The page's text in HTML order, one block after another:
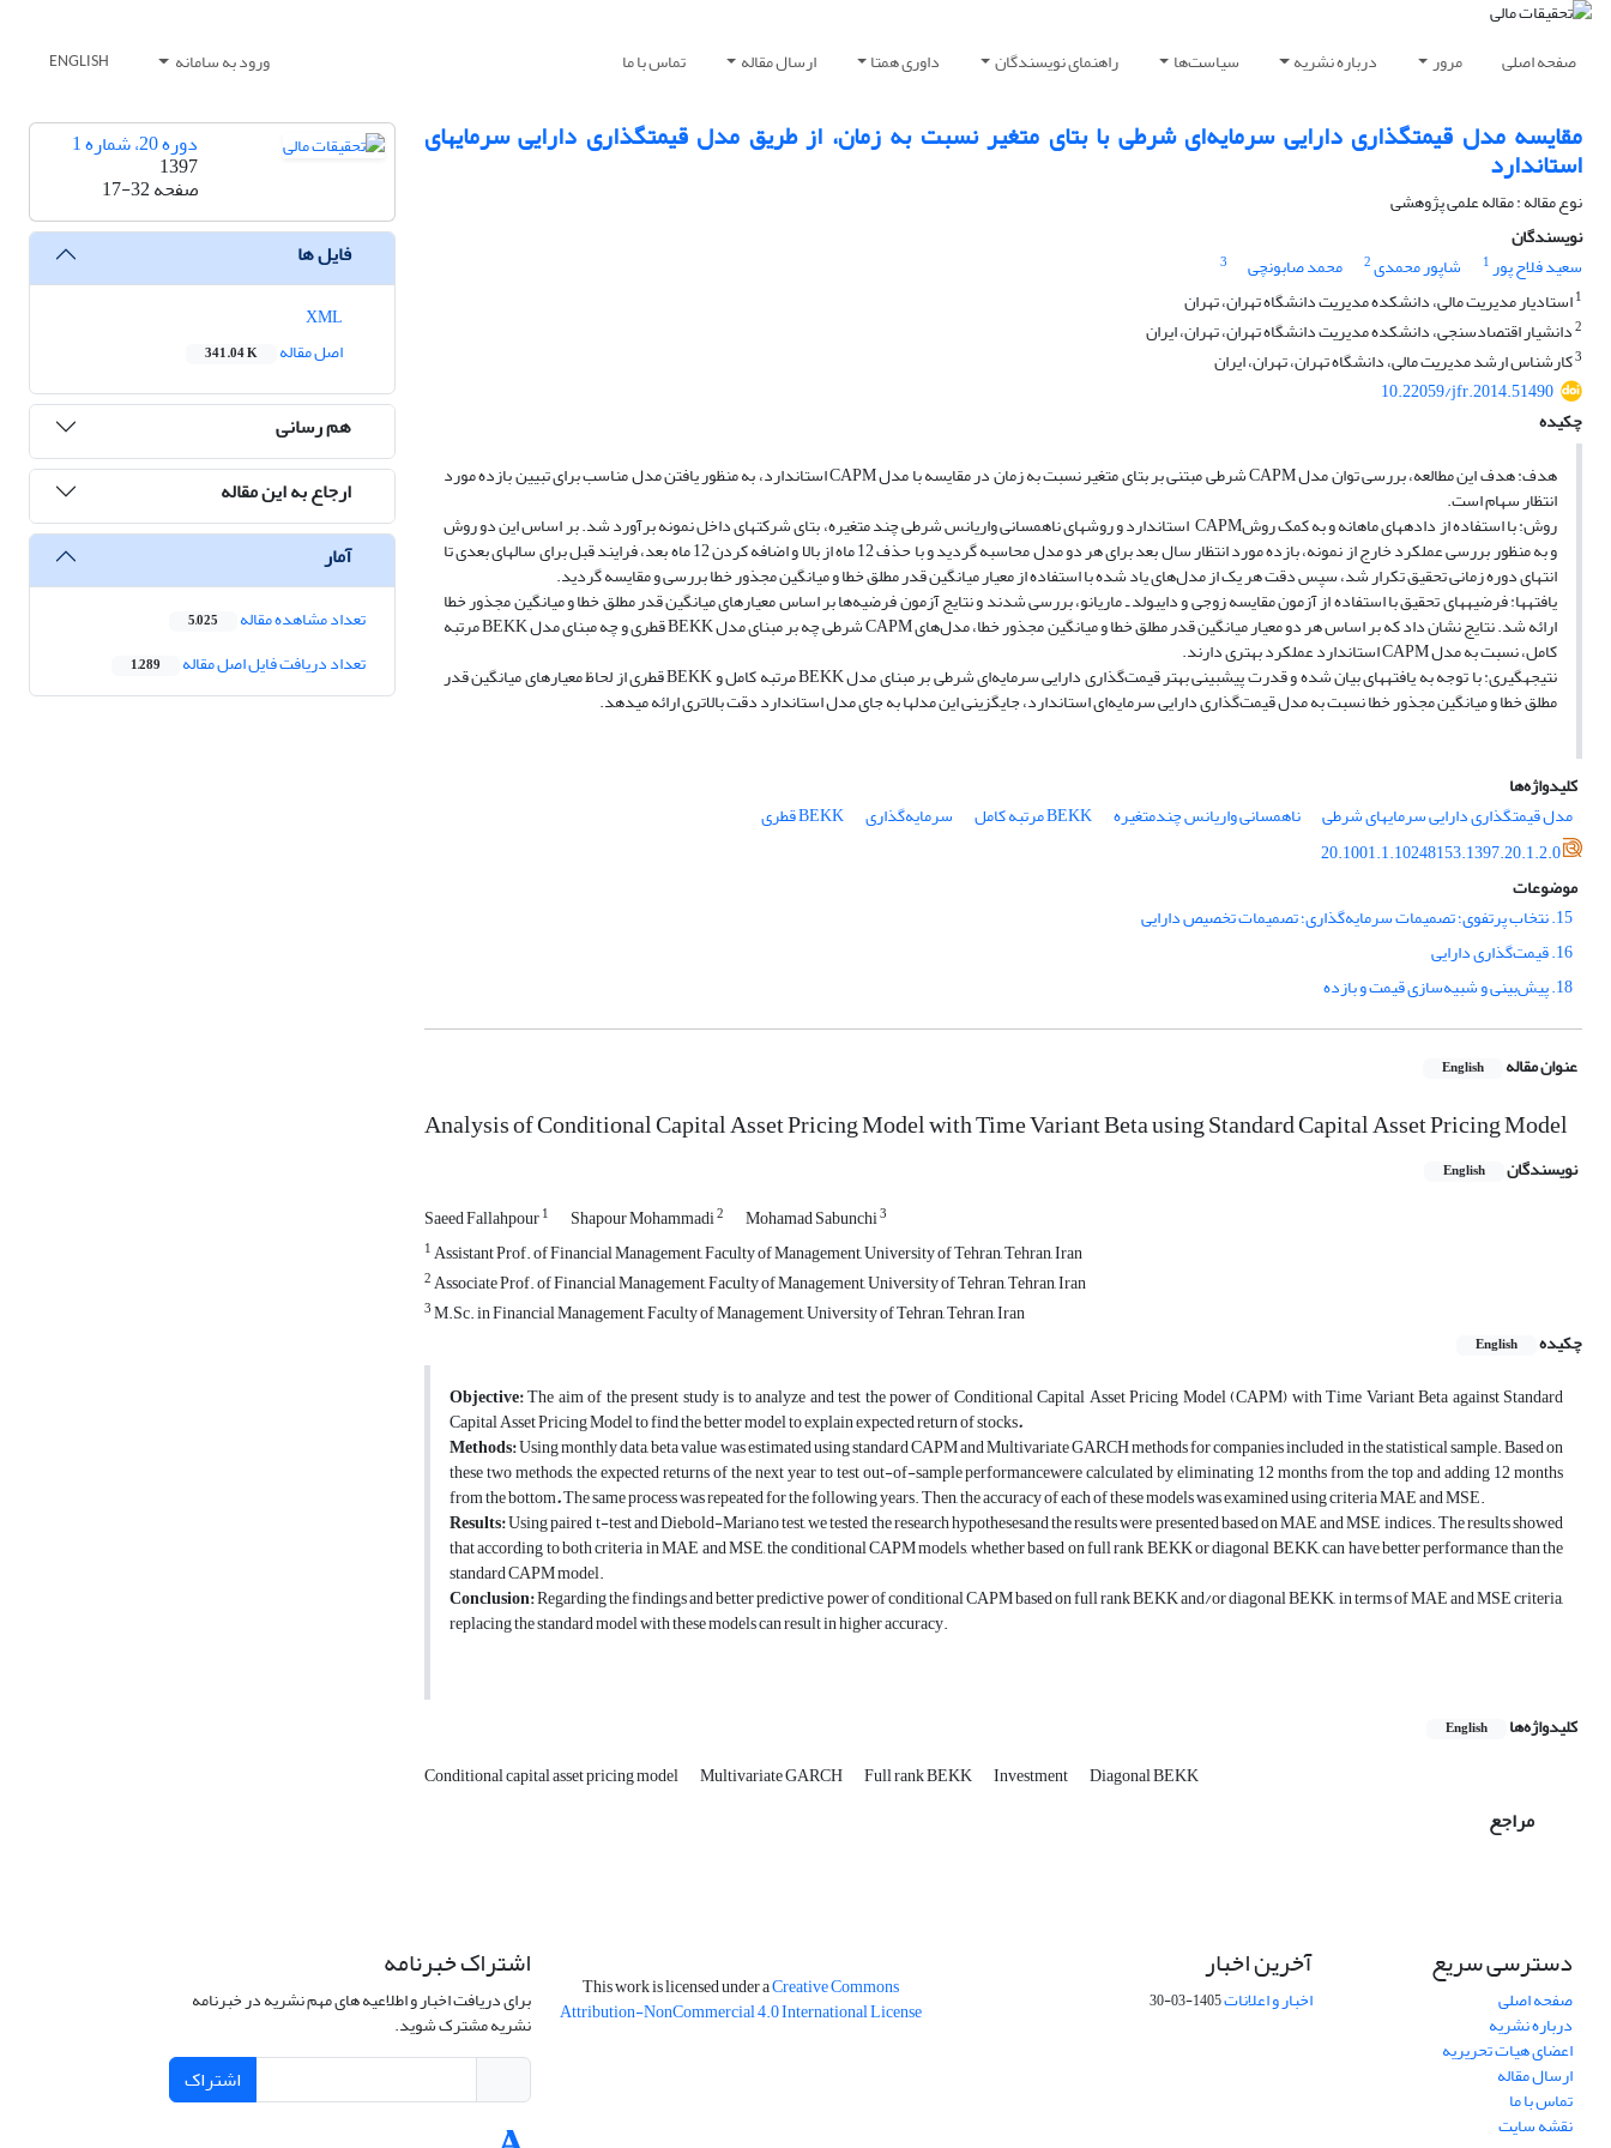
صفحه اصلی مرور درباره نشریه سیاست‌ها راهنمای نویسندگان داوری همتا ارسال مقاله تماس با ما ورود به سامانه ENGLISH
مقایسه مدل قیمت‎گذاری دارایی سرمایه‌ای شرطی با بتای متغیر نسبت به زمان، از طریق مدل قیمت‎گذاری دارایی سرمایه‎ای
استاندارد
نوع مقاله : مقاله علمی پژوهشی
نویسندگان
سعید فلاح پور1 شاپور محمدی2 محمد صابونچی
3
1استادیار مدیریت مالی، دانشکده مدیریت دانشگاه تهران، تهران
2دانشیار اقتصادسنجی، دانشکده مدیریت دانشگاه تهران، تهران، ایران
3کارشناس‎ ارشد مدیریت مالی، دانشگاه تهران، تهران، ایران
10.22059/jfr.2014.51490
چکیده
هدف: هدف این مطالعه، بررسی توان مدل CAPM شرطی مبتنی بر بتای متغیر نسبت به زمان در مقایسه با مدل CAPM استاندارد، به منظور یافتن مدل مناسب برای تبیین بازده مورد
انتظار سهام است.
روش: با استفاده از داده­های ماهانه و به کمک روشCAPM استاندارد و روش­های ناهمسانی واریانس شرطی چند متغیره، بتای شرکت­های داخل نمونه برآورد شد. بر اساس این دو روش
و به منظور بررسی عملکرد خارج از نمونه، بازده مورد انتظار سال بعد برای هر دو مدل محاسبه گردید و با حذف 12 ماه از بالا و اضافه کردن 12 ماه بعد، فرایند قبل برای سال­های بعدی تا
انتهای دوره زمانی تحقیق تکرار شد، سپس دقت هر یک از مدل‌های یاد شده با استفاده از معیار میانگین قدر مطلق خطا و میانگین مجذور خطا بررسی و مقایسه گردید.
یافته‎ها: فرضیه‎های تحقیق با استفاده از آزمون مقایسه زوجی و دایبولد ـ ماریانو، بررسی شدند و نتایج آزمون فرضیه‌ها بر اساس معیارهای میانگین قدر مطلق خطا و میانگین مجذور خطا
ارائه شد. نتایج نشان داد که بر اساس هر دو معیار میانگین قدر مطلق خطا و میانگین مجذور خطا، مدل‌های CAPM شرطی چه بر مبنای مدل BEKK قطری و چه مبنای مدل BEKK مرتبه
کامل، نسبت به مدل CAPM استاندارد عملکرد بهتری دارند.
نتیجه‎گیری: با توجه به یافته‎های بیان شده و قدرت پیش‎بینی بهتر قیمت‌گذاری دارایی سرمایه‌ای شرطی بر مبنای مدل BEKK مرتبه کامل و BEKK قطری از لحاظ معیارهای میانگین قدر
مطلق خطا و میانگین مجذور خطا نسبت به مدل قیمت‌گذاری دارایی سرمایه‌ای استاندارد، جایگزینی این مدل­ها به جای مدل استاندارد دقت بالاتری ارائه می‎دهد.
کلیدواژه‌ها
مدل قیمت‎گذاری دارایی سرمایه‎‎ای شرطی
ناهمسانی واریانس چندمتغیره BEKK مرتبه کامل سرمایه‌گذاری
BEKK قطری
20.1001.1.10248153.1397.20.1.2.0
موضوعات
15. نتخاب پرتفوی؛ تصمیمات سرمایه‌گذاری؛ تصمیمات تخصیص دارایی
16. قیمت‌گذاری دارایی
18. پیش‌بینی و شبیه‌سازی قیمت و بازده
عنوان مقاله English
Analysis of Conditional Capital Asset Pricing Model with Time Variant Beta using Standard Capital Asset Pricing Model
نویسندگان English
Saeed Fallahpour1 Shapour Mohammadi2 Mohamad Sabunchi3
1Assistant Prof. of Financial Management, Faculty of Management, University of Tehran, Tehran, Iran
2Associate Prof. of Financial Management, Faculty of Management, University of Tehran, Tehran, Iran
3M.Sc. in Financial Management, Faculty of Management, University of Tehran, Tehran, Iran
چکیده
English
Objective:The aim of the present study is to analyze and test the power of Conditional Capital Asset Pricing Model (CAPM) with Time Variant Beta against Standard
Capital Asset Pricing Model to find the better model to explain expected return of stocks.
Methods:Using monthly data, beta value was estimated using standard CAPM and Multivariate GARCH methods for companies included in the statistical sample. Based on
these two methods, the expected returns of the next year to test out-of-sample performancewere calculated by eliminating 12 months from the top and adding 12 months
from the bottom.The same process was repeated for the following years. Then, the accuracy of each of these models was examined using criteria MAE and MSE.
Results:Using paired t-test and Diebold-Mariano test, we tested the research hypothesesand the results were presented based on MAE and MSE indices. The results showed
that according to both criteria in MAE and MSE, the conditional CAPM models, whether based on full rank BEKK or diagonal BEKK, can have better performance than the
standard CAPM model.
Conclusion:Regarding the findings and better predictive power of conditional CAPM based on full rank BEKK and/or diagonal BEKK, in terms of MAE and MSE criteria,
replacing the standard model with these models can result in higher accuracy.
کلیدواژه‌ها English
Conditional capital asset pricing model Multivariate GARCH Full rank BEKK Investment Diagonal BEKK
مراجع
دوره 20، شماره 1
1397
صفحه17-32
فایل ها
اصل مقاله
341.04 K
هم رسانی
ارجاع به این مقاله
آمار
تعداد مشاهده مقاله 5,025
تعداد دریافت فایل اصل مقاله 1,289
دسترسی سریع
صفحه اصلی
درباره نشریه
اعضای هیات تحریریه
ارسال مقاله
تماس با ما
نقشه سایت
آخرین اخبار
اخبار و اعلانات1405-03-30
This work is licensed under aCreative Commons
Attribution-NonCommercial 4.0 International License
اشتراک خبرنامه
برای دریافت اخبار و اطلاعیه های مهم نشریه در خبرنامه
نشریه مشترک شوید.
اشتراک